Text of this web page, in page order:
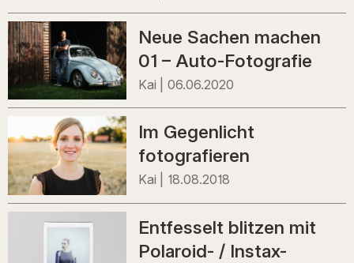
Neue Sachen machen
01 – Auto-Fotografie
Kai 06.06.2020
Im Gegenlicht
fotografieren
Kai 18.08.2018
Entfesselt blitzen mit
Polaroid- / Instax-